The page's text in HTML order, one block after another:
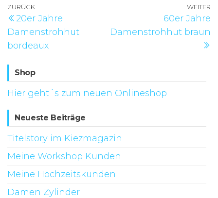
Beitragsnavigation
Vorheriger
Beitrag
ZURÜCK
20er Jahre
Damenstrohhut
bordeaux
WEITER
60er Jahre
Damenstrohhut braun
Shop
Hier geht´s zum neuen Onlineshop
Neueste Beiträge
Titelstory im Kiezmagazin
Meine Workshop Kunden
Meine Hochzeitskunden
Damen Zylinder